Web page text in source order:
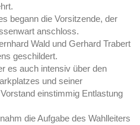
begann die Vorsitzende, der
anschloss.
Wald und Gerhard Trabert
geschildert.
es auch intensiv über den
und seiner
einstimmig Entlastung
die Aufgabe des Wahlleiters